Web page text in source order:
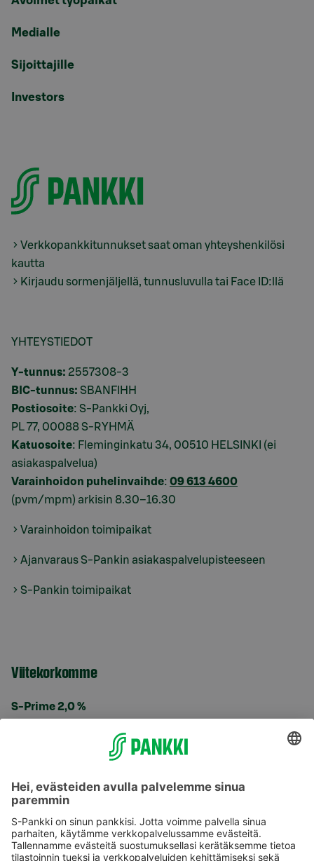
Medialle
Sijoittajille
Investors
Verkkopankkitunnukset saat oman yhteyshenkilösi
kautta
Kirjaudu sormenjäljellä, tunnusluvulla tai Face ID:llä
YHTEYSTIEDOT
Y-tunnus: 2557308-3
BIC-tunnus: SBANFIHH
Postiosoite: S-Pankki Oyj,
PL 77, 00088 S-RYHMÄ
Katuosoite: Fleminginkatu 34, 00510 HELSINKI (ei
asiakaspalvelua)
Varainhoidon puhelinvaihde: 09 613 4600
(pvm/mpm) arkisin 8.30–16.30
Varainhoidon toimipaikat
Ajanvaraus S-Pankin asiakaspalvelupisteeseen
S-Pankin toimipaikat
Viitekorkomme
S-Prime 2,0 %